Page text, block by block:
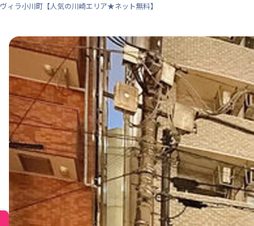
ヴィラ小川町【人気の川崎エリア★ネット無料】